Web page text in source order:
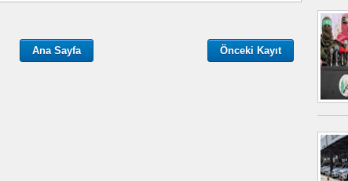
Önceki Kayıt
Ana Sayfa